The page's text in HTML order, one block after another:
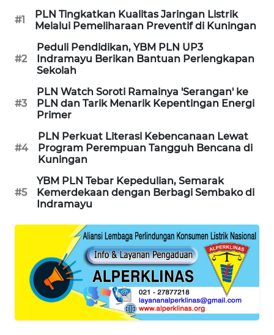
#1
PLN Tingkatkan Kualitas Jaringan Listrik
Melalui Pemeliharaan Preventif di Kuningan
#2
Peduli Pendidikan, YBM PLN UP3
Indramayu Berikan Bantuan Perlengkapan
Sekolah
#3
PLN Watch Soroti Ramainya 'Serangan' ke
PLN dan Tarik Menarik Kepentingan Energi
Primer
#4
PLN Perkuat Literasi Kebencanaan Lewat
Program Perempuan Tangguh Bencana di
Kuningan
#5
YBM PLN Tebar Kepedulian, Semarak
Kemerdekaan dengan Berbagi Sembako di
Indramayu
WN
BINJAI
WN
CIREBON
WN
INDRAMAYU
WN
KUNINGAN
WN
MAJALENGKA
WN
SUKABUMI
WN